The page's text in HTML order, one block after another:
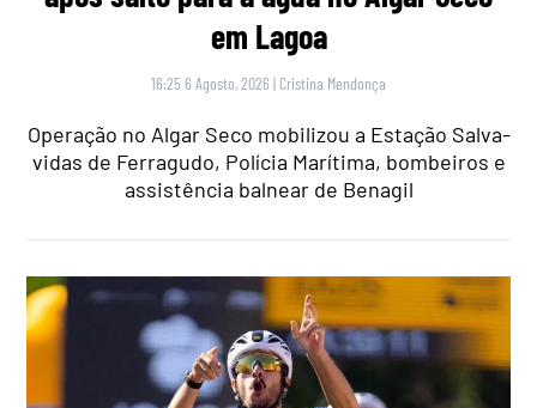
em Lagoa
16:25 6 Agosto, 2026 | Cristina Mendonça
Operação no Algar Seco mobilizou a Estação Salva-
vidas de Ferragudo, Polícia Marítima, bombeiros e
assistência balnear de Benagil